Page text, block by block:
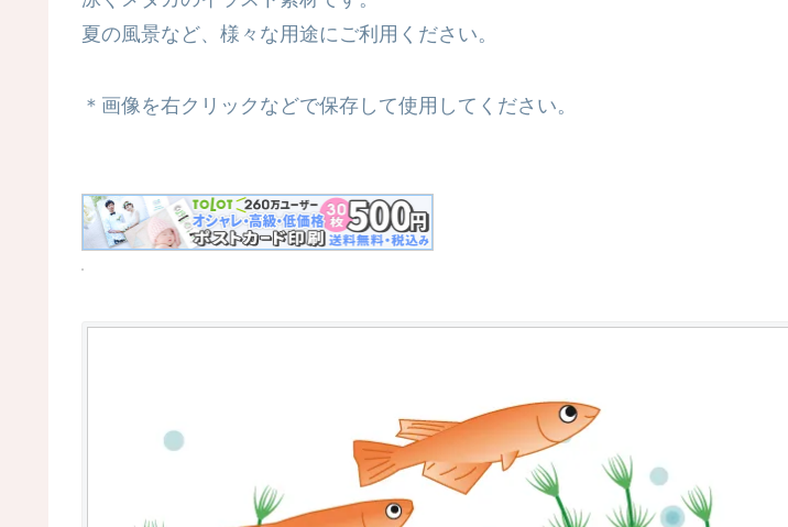
夏の風景など、様々な用途にご利用ください。
＊画像を右クリックなどで保存して使用してください。